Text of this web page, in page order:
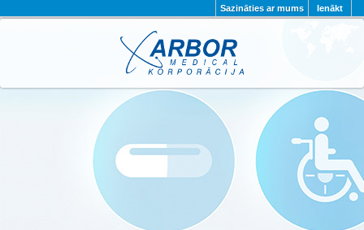
Ienākt
Sazināties ar mums
PAR MUMS PROJEKTI
KONTAKTI
PRIVĀTUMA POLITIKA